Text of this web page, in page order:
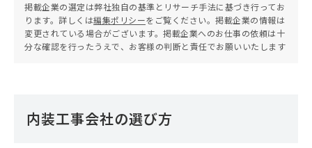
掲載企業の選定は弊社独自の基準とリサーチ手法に基づき行ってお
ります。詳しくは編集ポリシーをご覧ください。掲載企業の情報は
変更されている場合がございます。掲載企業へのお仕事の依頼は十
分な確認を行ったうえで、お客様の判断と責任でお願いいたします
内装工事会社の選び方